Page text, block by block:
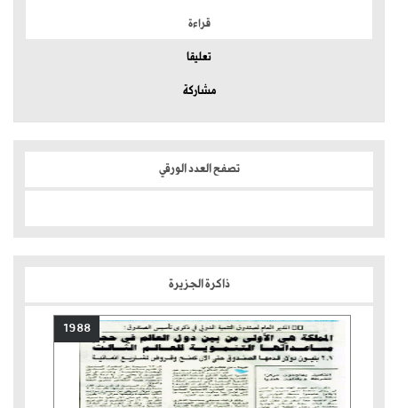
قراءة
تعليقا
مشاركة
تصفح العدد الورقي
ذاكرة الجزيرة
1988